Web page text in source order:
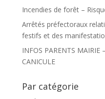
Incendies de forêt –
Arrêtés préfectoraux
festifs et des
INFOS PARENTS MAIRIE
CANICULE
Par catégorie